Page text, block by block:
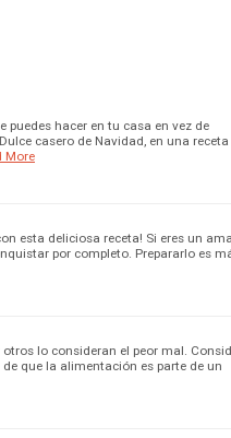
puedes hacer en tu casa en vez de
casero de Navidad, en una
More
esta deliciosa receta! Si eres un
por completo. Prepararlo es
lo consideran el peor mal.
que la alimentación es parte de un